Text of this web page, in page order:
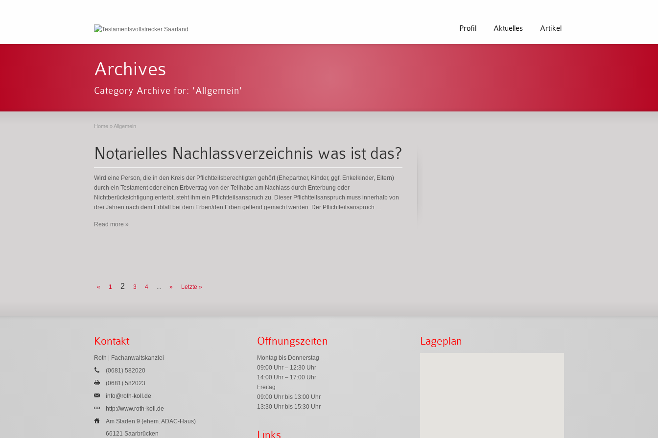
Profil Aktuelles Artikel
Archives
Category Archive for: 'Allgemein'
Home »Allgemein
Notarielles Nachlassverzeichnis was ist das?
Wird eine Person, die in den Kreis der Pflichtteilsberechtigten gehört (Ehepartner, Kinder, ggf. Enkelkinder, Eltern)
durch ein Testament oder einen Erbvertrag von der Teilhabe am Nachlass durch Enterbung oder
Nichtberücksichtigung enterbt, steht ihm ein Pflichtteilsanspruch zu. Dieser Pflichtteilsanspruch muss innerhalb von
drei Jahren nach dem Erbfall bei dem Erben/den Erben geltend gemacht werden. Der Pflichtteilsanspruch …
Read more »
« 1 2 3 4 ... » Letzte »
Kontakt
Roth | Fachanwaltskanzlei
(0681) 582020
(0681) 582023
info@roth-koll.de
http://www.roth-koll.de
Am Staden 9 (ehem. ADAC-Haus)
66121 Saarbrücken
Öffnungszeiten
Montag bis Donnerstag
09:00 Uhr – 12:30 Uhr
14:00 Uhr – 17:00 Uhr
Freitag
09:00 Uhr bis 13:00 Uhr
13:30 Uhr bis 15:30 Uhr
Links
Lageplan